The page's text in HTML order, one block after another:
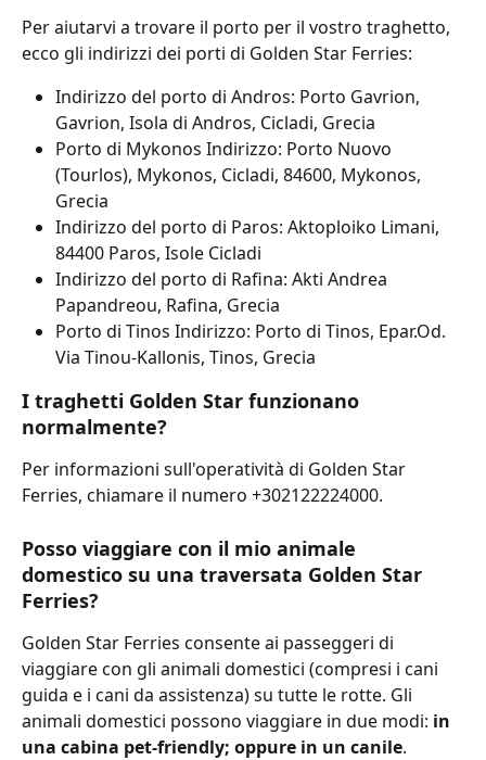
Per aiutarvi a trovare il porto per il vostro traghetto,
ecco gli indirizzi dei porti di Golden Star Ferries:
Indirizzo del porto di Andros: Porto Gavrion,
Gavrion, Isola di Andros, Cicladi, Grecia
Porto di Mykonos Indirizzo: Porto Nuovo
(Tourlos), Mykonos, Cicladi, 84600, Mykonos,
Grecia
Indirizzo del porto di Paros: Aktoploiko Limani,
84400 Paros, Isole Cicladi
Indirizzo del porto di Rafina: Akti Andrea
Papandreou, Rafina, Grecia
Porto di Tinos Indirizzo: Porto di Tinos, Epar.Od.
Via Tinou-Kallonis, Tinos, Grecia
I traghetti Golden Star funzionano
normalmente?
Per informazioni sull'operatività di Golden Star
Ferries, chiamare il numero +302122224000.
Posso viaggiare con il mio animale
domestico su una traversata Golden Star
Ferries?
Golden Star Ferries consente ai passeggeri di
viaggiare con gli animali domestici (compresi i cani
guida e i cani da assistenza) su tutte le rotte. Gli
animali domestici possono viaggiare in due modi: in
una cabina pet-friendly; oppure in un canile.